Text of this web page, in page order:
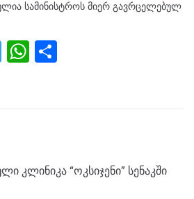
სამინისტროს მიერ გავრცელებულ
T
m
W
p
p
კლინიკა “ოკსიჯენი” სენაკში